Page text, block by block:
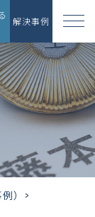
解決事例
）
>